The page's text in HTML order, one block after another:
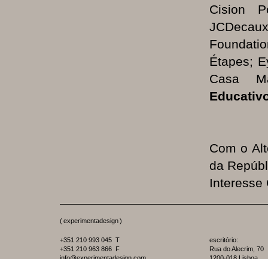
Cision
Étapes;
Casa
Com o
da
Interesse
(experimentadesign)
+351 210 993 045 T
+351 210 963 866 F
escritório:
Rua do Alecrim, 70